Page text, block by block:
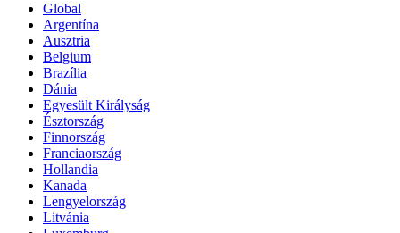
Global
Argentína
Ausztria
Belgium
Brazília
Dánia
Egyesült Királyság
Észtország
Finnország
Franciaország
Hollandia
Kanada
Lengyelország
Litvánia